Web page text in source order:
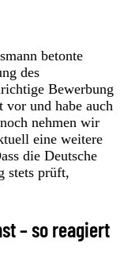
betonte
des
Bewerbung
und habe auch
nehmen wir
eine weitere
die Deutsche
stets prüft,
– so reagiert